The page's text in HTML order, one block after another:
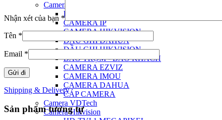
Camera
PHỤ KIỆN CAMERA
CAMERA IP
CAMERA HIKVISION
ĐẦU GHI DAHUA
ĐẦU GHI HIKVISION
BÁO TRỘM - BÁO KHÁCH
CAMERA EZVIZ
CAMERA IMOU
CAMERA DAHUA
CÁP CAMERA
Camera VDTech
Camera Hikvision
Nhận xét của bạn *
Tên *
Email *
Shipping & Delivery
Sản phẩm tương tự